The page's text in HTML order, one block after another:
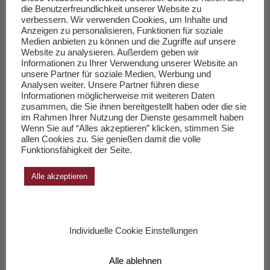
Fragen und die Antworten.Weiterlesen …
___________
Die Sachbücher des Monats Juli 2026
Herausgegeben von Andreas Wang.
Zur Liste
die Benutzerfreundlichkeit unserer Website zu
verbessern. Wir verwenden Cookies, um Inhalte und
Anzeigen zu personalisieren, Funktionen für soziale
Medien anbieten zu können und die Zugriffe auf unsere
Website zu analysieren. Außerdem geben wir
Informationen zu Ihrer Verwendung unserer Website an
unsere Partner für soziale Medien, Werbung und
Analysen weiter. Unsere Partner führen diese
Informationen möglicherweise mit weiteren Daten
zusammen, die Sie ihnen bereitgestellt haben oder die sie
im Rahmen Ihrer Nutzung der Dienste gesammelt haben
Wenn Sie auf “Alles akzeptieren” klicken, stimmen Sie
allen Cookies zu. Sie genießen damit die volle
Funktionsfähigkeit der Seite.
Alle akzeptieren
Individuelle Cookie Einstellungen
Alle ablehnen